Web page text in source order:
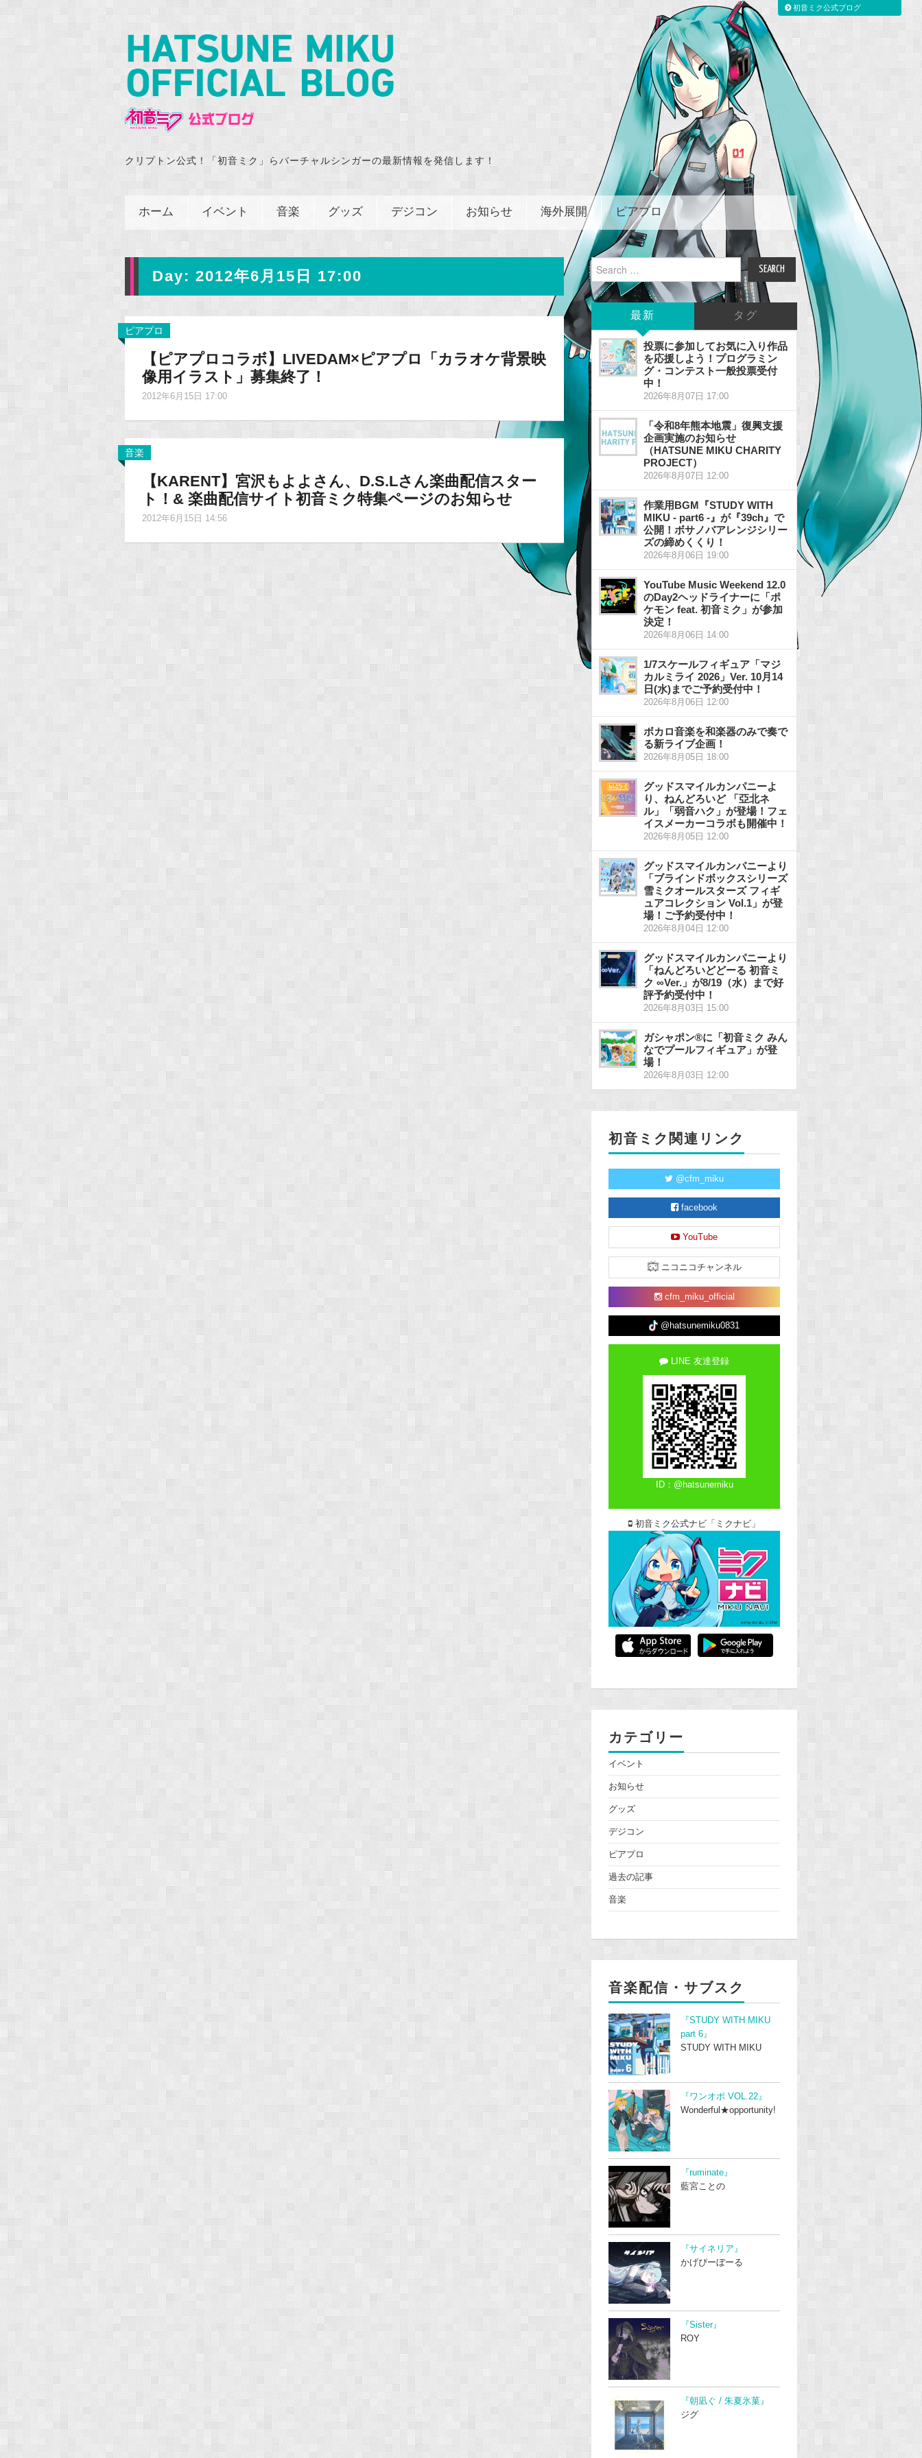
クリプトン公式！「初音ミク」らバーチャルシンガーの最新情報を発信します！
ホーム イベント 音楽 グッズ デジコン お知らせ 海外展開 ピアプロ
Day: 2012年6月15日 17:00
ピアプロ
【ピアプロコラボ】LIVEDAM×ピアプロ「カラオケ背景映
像用イラスト」募集終了！
2012年6月15日 17:00
音楽
【KARENT】宮沢もよよさん、D.S.Lさん楽曲配信スター
ト！& 楽曲配信サイト初音ミク特集ページのお知らせ
2012年6月15日 14:56
Search
for:
最新 タグ
投票に参加してお気に入り作品
を応援しよう！プログラミン
グ・コンテスト一般投票受付
中！
2026年8月07日 17:00
「令和8年熊本地震」復興支援
企画実施のお知らせ
（HATSUNE MIKU CHARITY
PROJECT）
2026年8月07日 12:00
作業用BGM『STUDY WITH
MIKU - part6 -』が『39ch』で
公開！ボサノバアレンジシリー
ズの締めくくり！
2026年8月06日 19:00
YouTube Music Weekend 12.0
のDay2ヘッドライナーに「ポ
ケモン feat. 初音ミク」が参加
決定！
2026年8月06日 14:00
1/7スケールフィギュア「マジ
カルミライ 2026」Ver. 10月14
日(水)までご予約受付中！
2026年8月06日 12:00
ボカロ音楽を和楽器のみで奏で
る新ライブ企画！
2026年8月05日 18:00
グッドスマイルカンパニーよ
り、ねんどろいど 「亞北ネ
ル」「弱音ハク」が登場！フェ
イスメーカーコラボも開催中！
2026年8月05日 12:00
グッドスマイルカンパニーより
「ブラインドボックスシリーズ
雪ミクオールスターズ フィギ
ュアコレクション Vol.1」が登
場！ご予約受付中！
2026年8月04日 12:00
グッドスマイルカンパニーより
「ねんどろいどどーる 初音ミ
ク ∞Ver.」が8/19（水）まで好
評予約受付中！
2026年8月03日 15:00
ガシャポン®に「初音ミク みん
なでプールフィギュア」が登
場！
2026年8月03日 12:00
初音ミク関連リンク
@cfm_miku
facebook
YouTube
ニコニコチャンネル
cfm_miku_official
@hatsunemiku0831
LINE 友達登録
ID：@hatsunemiku
初音ミク公式ナビ「ミクナビ」
カテゴリー
イベント
お知らせ
グッズ
デジコン
ピアプロ
過去の記事
音楽
音楽配信・サブスク
『STUDY WITH MIKU
part 6』
STUDY WITH MIKU
『ワンオポ VOL.22』
Wonderful★opportunity!
『ruminate』
藍宮ことの
『サイネリア』
かげぴーぼーる
『Sister』
ROY
『朝凪ぐ / 朱夏氷菓』
ジグ
初音ミク公式ブログ